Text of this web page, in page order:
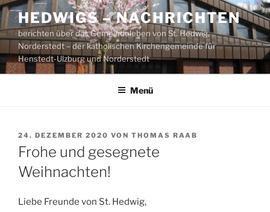
Zum
Inhalt
springen
HEDWIGS – NACHRICHTEN
berichten über das Gemeindeleben von St. Hedwig,
Norderstedt – der katholischen Kirchengemeinde für
Henstedt-Ulzburg und Norderstedt
Menü
VERÖFFENTLICHT
AM
24. DEZEMBER 2020 VON THOMAS RAAB
Frohe und gesegnete
Weihnachten!
Liebe Freunde von St. Hedwig,